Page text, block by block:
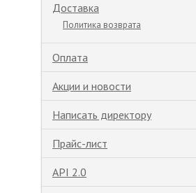
Доставка
Политика возврата
Оплата
Акции и новости
Написать директору
Прайс-лист
API 2.0